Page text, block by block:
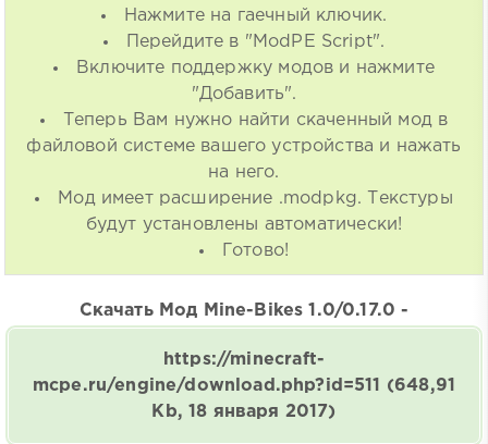
Нажмите на гаечный ключик.
Перейдите в "ModPE Script".
Включите поддержку модов и нажмите
"Добавить".
Теперь Вам нужно найти скаченный мод в
файловой системе вашего устройства и нажать
на него.
Мод имеет расширение .modpkg. Текстуры
будут установлены автоматически!
Готово!
Скачать Мод Mine-Bikes 1.0/0.17.0 -
https://minecraft-
mcpe.ru/engine/download.php?id=511
(648,91
Kb, 18 января 2017)